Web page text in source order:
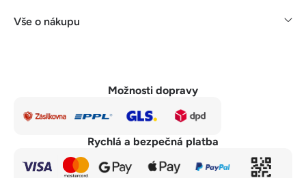
Vše o nákupu
Možnosti dopravy
Rychlá a bezpečná platba